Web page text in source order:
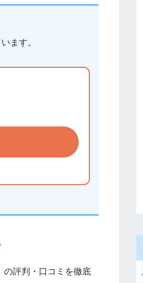
ます。
の評判・口コミを徹底